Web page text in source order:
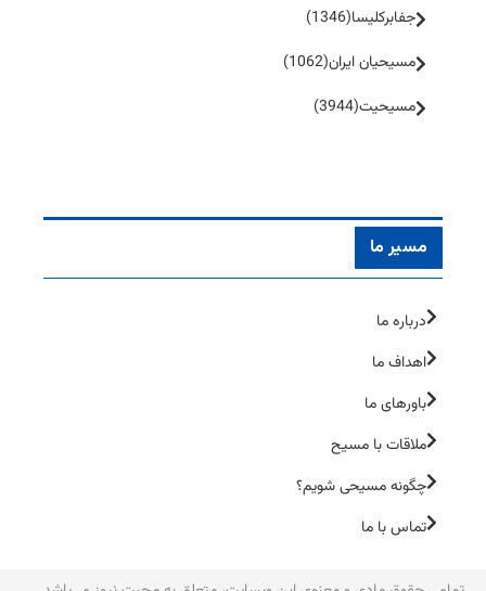
جفا‌بر‌کلیسا(1346)
مسیحیان ایران(1062)
مسیحیت(3944)
مسیر ما
درباره ما
اهداف ما
باورهای ما
ملاقات با مسیح
چگونه مسیحی شویم؟
تماس با ما